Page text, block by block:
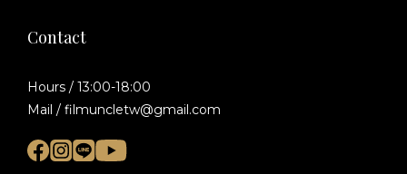
Contact
Hours / 13:00-18:00
Mail / filmuncletw@gmail.com